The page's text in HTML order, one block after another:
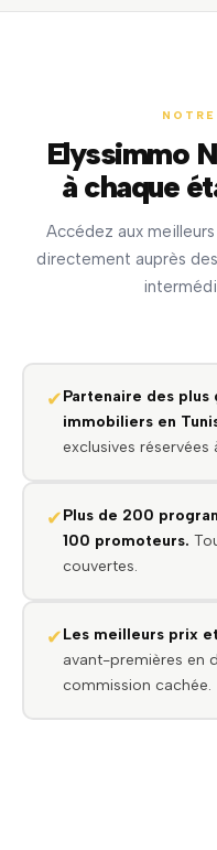
Elyssimmo
à chaque
Accédez aux
directement auprès
✔Partenaire des
immobiliers en
exclusives réservées
✔Plus de 200
100 promoteurs.
couvertes.
✔Les meilleurs prix
avant-premières en
commission cachée.